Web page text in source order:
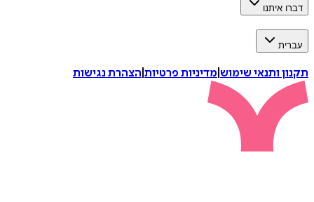
דברו איתנו
עברית
תקנון ותנאי שימוש מדיניות פרטיות הצהרת נגישות